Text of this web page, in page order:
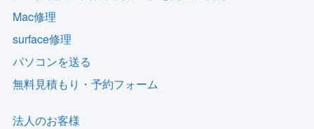
Mac修理
surface修理
パソコンを送る
無料見積もり・予約フォーム
法人のお客様